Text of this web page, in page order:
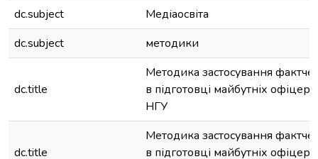
dc.subject
Медіаосвіта
dc.subject
методики
dc.title
Методика застосування
в підготовці майбутніх
НГУ
dc.title
Методика застосування
в підготовці майбутніх